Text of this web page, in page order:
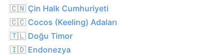
🇨🇳 Çin Halk Cumhuriyeti
🇨🇨 Cocos (Keeling) Adaları
🇹🇱 Doğu Timor
🇮🇩 Endonezya